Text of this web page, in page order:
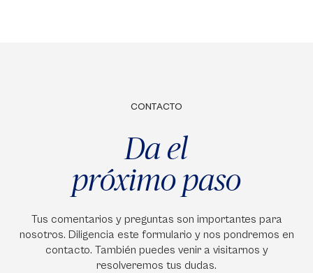
CONTACTO
Da el
próximo paso
Tus comentarios y preguntas son importantes para
nosotros. Diligencia este formulario y nos pondremos en
contacto. También puedes venir a visitarnos y
resolveremos tus dudas.